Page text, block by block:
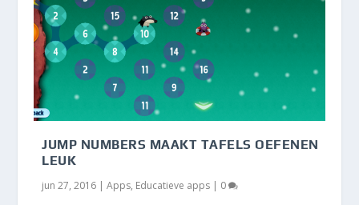
JUMP NUMBERS MAAKT TAFELS OEFENEN
LEUK
jun 27, 2016 |Apps, Educatieve apps | 0